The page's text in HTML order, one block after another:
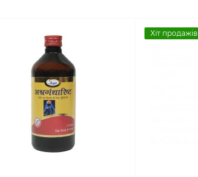
Хіт продажів